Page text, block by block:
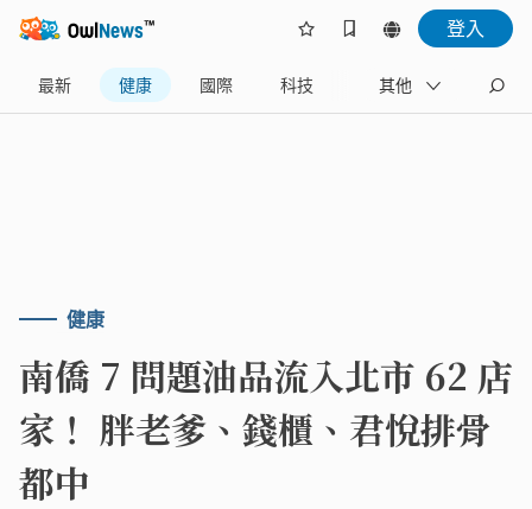
登入
最新 健康 國際 科技 財經
其他
健康
南僑 7 問題油品流入北市 62 店
家！ 胖老爹、錢櫃、君悅排骨
都中